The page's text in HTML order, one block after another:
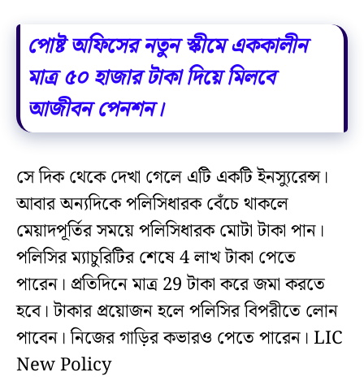
পোষ্ট অফিসের নতুন স্কীমে এককালীন
মাত্র ৫০ হাজার টাকা দিয়ে মিলবে
আজীবন পেনশন।
সে দিক থেকে দেখা গেলে এটি একটি ইনস‍্যুরেন্স।
আবার অন্যদিকে পলিসিধারক বেঁচে থাকলে
মেয়াদপূর্তির সময়ে পলিসিধারক মোটা টাকা পান।
পলিসির ম্যাচুরিটির শেষে 4 লাখ টাকা পেতে
পারেন। প্রতিদিনে মাত্র 29 টাকা করে জমা করতে
হবে। টাকার প্রয়োজন হলে পলিসির বিপরীতে লোন
পাবেন। নিজের গাড়ির কভারও পেতে পারেন। LIC
New Policy